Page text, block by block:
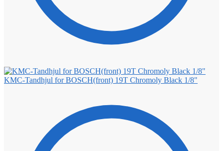
KMC-Tandhjul for BOSCH(front) 19T Chromoly Black 1/8"